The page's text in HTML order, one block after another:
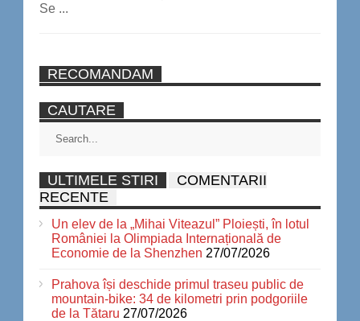
Se ...
RECOMANDAM
CAUTARE
ULTIMELE STIRI
COMENTARII
RECENTE
Un elev de la „Mihai Viteazul” Ploiești, în lotul
României la Olimpiada Internațională de
Economie de la Shenzhen 27/07/2026
Prahova își deschide primul traseu public de
mountain-bike: 34 de kilometri prin podgoriile
de la Tătaru 27/07/2026